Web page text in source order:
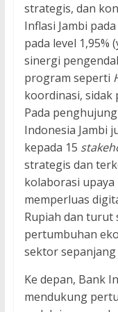
strategis, dan
Inflasi Jambi
pada level 1,95%
sinergi
program seperti
koordinasi, sidak
Pada
Indonesia Jambi
kepada 15
strategis dan
kolaborasi
memperluas
Rupiah dan turut
pertumbuhan
sektor sepanjang
Ke depan, Bank
mendukung